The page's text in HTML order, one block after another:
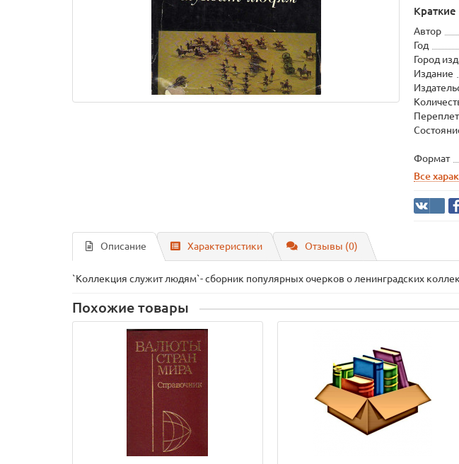
Краткие
Автор
Год
Город
Издание
Переплет
Формат
Все
Описание Характеристики Отзывы (0)
`Коллекция служит людям`- сборник популярных очерков о ленинградских
Похожие товары